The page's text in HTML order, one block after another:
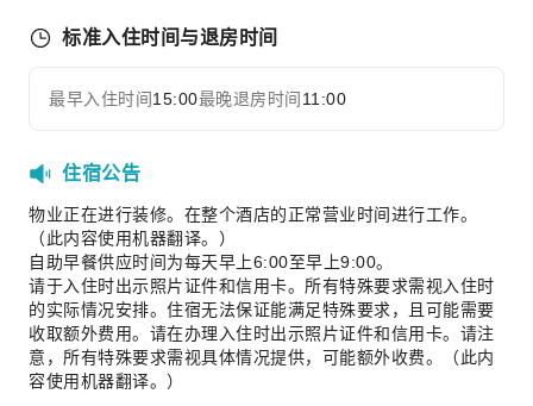
前台服务
礼宾服务
行李寄存
前台贵重物品保险柜
快速入住退房
24小时前台
安全与安保
公共区域监控
烟雾报警器
无障碍设施服务
展开全部
标准入住时间与退房时间
最早入住时间15:00最晚退房时间 11:00
住宿公告
物业正在进行装修。在整个酒店的正常营业时间进行工作。
（此内容使用机器翻译。）
自助早餐供应时间为每天早上6:00至早上9:00。
请于入住时出示照片证件和信用卡。所有特殊要求需视入住时
的实际情况安排。住宿无法保证能满足特殊要求，且可能需要
收取额外费用。请在办理入住时出示照片证件和信用卡。请注
意，所有特殊要求需视具体情况提供，可能额外收费。（此内
容使用机器翻译。）